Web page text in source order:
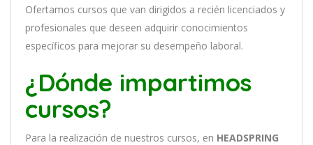
Ofertamos cursos que van dirigidos a recién licenciados y
profesionales que deseen adquirir conocimientos
específicos para mejorar su desempeño laboral.
¿Dónde impartimos
cursos?
Para la realización de nuestros cursos, en HEADSPRING